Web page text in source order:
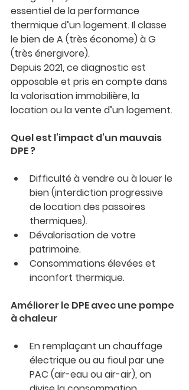
essentiel de la performance
thermique d’un logement. Il classe
le bien de A (très économe) à G
(très énergivore).
Depuis 2021, ce diagnostic est
opposable et pris en compte dans
la valorisation immobilière, la
location ou la vente d’un logement.
Quel est l’impact d’un mauvais
DPE ?
Difficulté à vendre ou à louer le
bien (interdiction progressive
de location des passoires
thermiques).
Dévalorisation de votre
patrimoine.
Consommations élevées et
inconfort thermique.
Améliorer le DPE avec une pompe
à chaleur
En remplaçant un chauffage
électrique ou au fioul par une
PAC (air-eau ou air-air), on